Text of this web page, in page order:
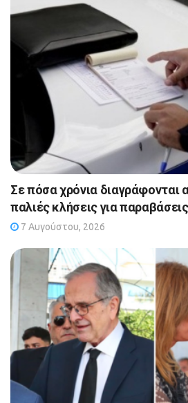
Σε πόσα χρόνια διαγράφονται
παλιές κλήσεις για
7 Αυγούστου, 2026